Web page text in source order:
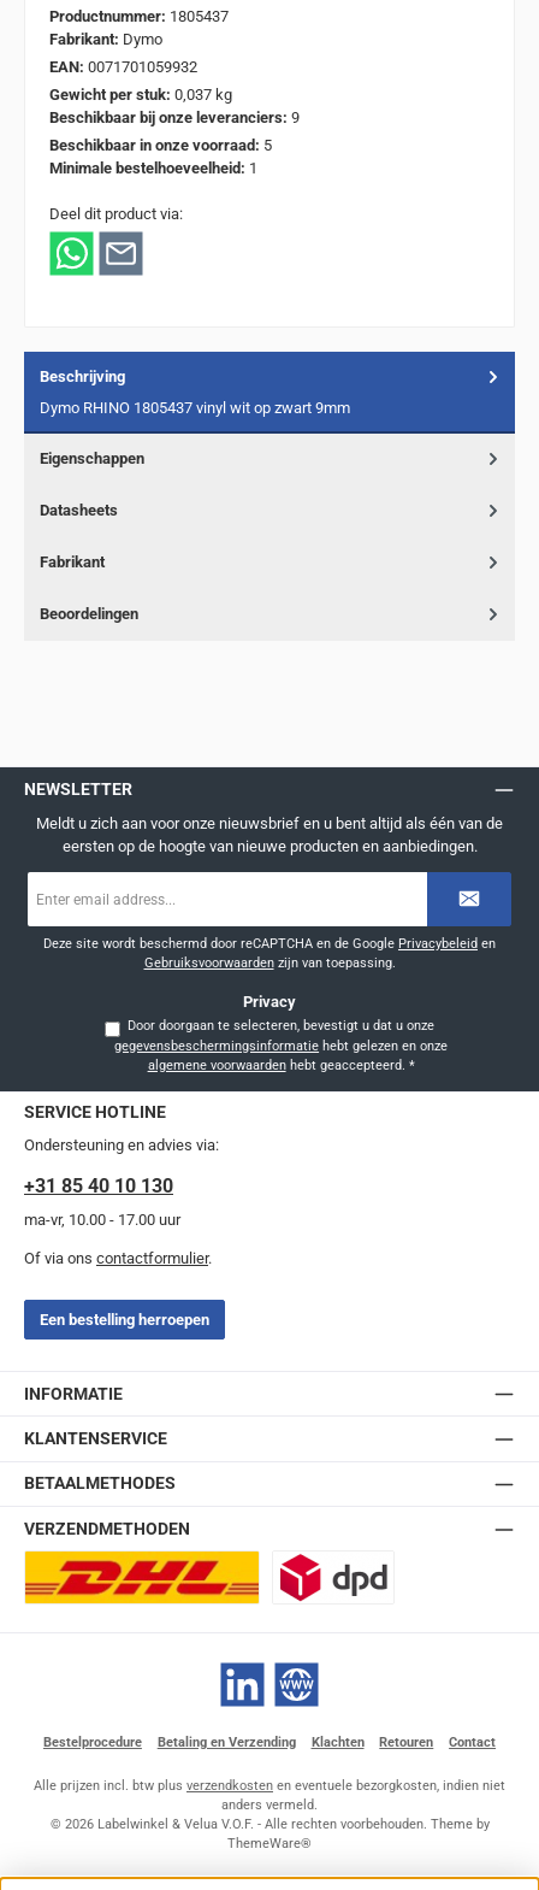
Productnummer: 1805437
Fabrikant: Dymo
EAN: 0071701059932
Gewicht per stuk: 0,037 kg
Beschikbaar bij onze leveranciers: 9
Beschikbaar in onze voorraad: 5
Minimale bestelhoeveelheid: 1
Deel dit product via:
Beschrijving
Dymo RHINO 1805437 vinyl wit op zwart 9mm
Eigenschappen
Datasheets
Fabrikant
Beoordelingen
NEWSLETTER
Meldt u zich aan voor onze nieuwsbrief en u bent altijd als één van de
eersten op de hoogte van nieuwe producten en aanbiedingen.
mailadres
Deze site wordt beschermd door reCAPTCHA en de Google Privacybeleid en
Gebruiksvoorwaardenzijn van toepassing.
Privacy
Door doorgaan te selecteren, bevestigt u dat u onze
gegevensbeschermingsinformatie
algemene voorwaardenhebt geaccepteerd. *
SERVICE HOTLINE
Ondersteuning en advies via:
+31 85 40 10 130
ma-vr, 10.00 - 17.00 uur
Of via ons contactformulier.
Een bestelling herroepen
INFORMATIE
KLANTENSERVICE
BETAALMETHODES
VERZENDMETHODEN
LinkedIn Website
Bestelprocedure Betaling en Verzending Klachten Retouren Contact
Alle prijzen incl. btw plus verzendkosten en eventuele bezorgkosten, indien niet
anders vermeld.
© 2026 Labelwinkel & Velua V.O.F. - Alle rechten voorbehouden. Theme by
ThemeWare®